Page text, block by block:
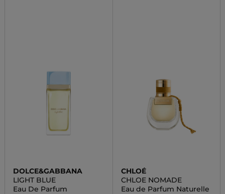
DOLCE&GABBANA
LIGHT BLUE
Eau De Parfum
CHLOÉ
CHLOE NOMADE
Eau de Parfum Naturelle